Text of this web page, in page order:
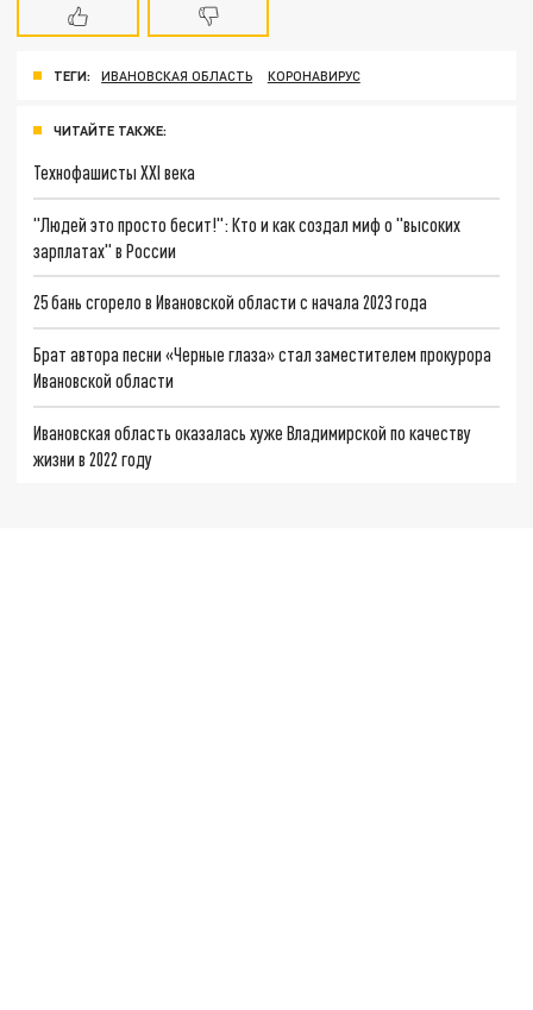
ТЕГИ: ИВАНОВСКАЯ ОБЛАСТЬ КОРОНАВИРУС
ЧИТАЙТЕ ТАКЖЕ:
Технофашисты XXI века
"Людей это просто бесит!": Кто и как создал миф о "высоких
зарплатах" в России
25 бань сгорело в Ивановской области с начала 2023 года
Брат автора песни «Черные глаза» стал заместителем прокурора
Ивановской области
Ивановская область оказалась хуже Владимирской по качеству
жизни в 2022 году